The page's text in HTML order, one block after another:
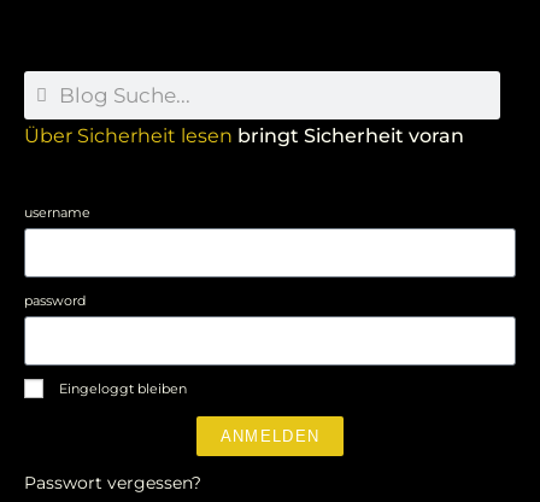
Über Sicherheit lesen bringt Sicherheit voran
username
password
Eingeloggt bleiben
ANMELDEN
Passwort vergessen?